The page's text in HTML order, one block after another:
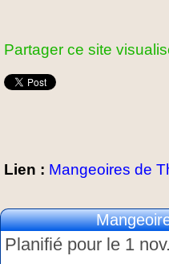
Partager ce site
Lien : Mangeoires de
Planifié pour le 1